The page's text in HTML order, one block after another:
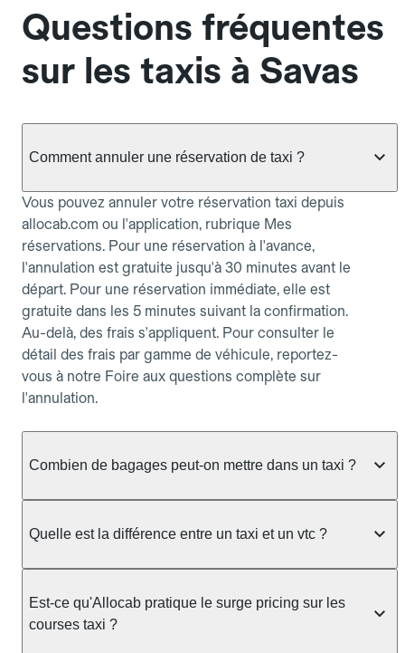
Questions fréquentes
sur les taxis à Savas
Comment annuler une réservation de taxi ?
Vous pouvez annuler votre réservation taxi depuis
allocab.com ou l'application, rubrique Mes
réservations. Pour une réservation à l'avance,
l'annulation est gratuite jusqu'à 30 minutes avant le
départ. Pour une réservation immédiate, elle est
gratuite dans les 5 minutes suivant la confirmation.
Au-delà, des frais s'appliquent. Pour consulter le
détail des frais par gamme de véhicule, reportez-
vous à notre Foire aux questions complète sur
l'annulation.
Combien de bagages peut-on mettre dans un taxi ?
taxi berline accueille en général jusqu'à 3 bagages
ou nombreux, précisez-le dans le champ "Message
au chauffeur" lors de la réservation. Le prix n'est
pas impacté par le nombre de bagages.
Quelle est la différence entre un taxi et un vtc ?
prendre en charge directement dans la rue, à une
station ou sur réservation, avec un tarif au
Est-ce qu'Allocab pratique le surge pricing sur les
courses taxi ?